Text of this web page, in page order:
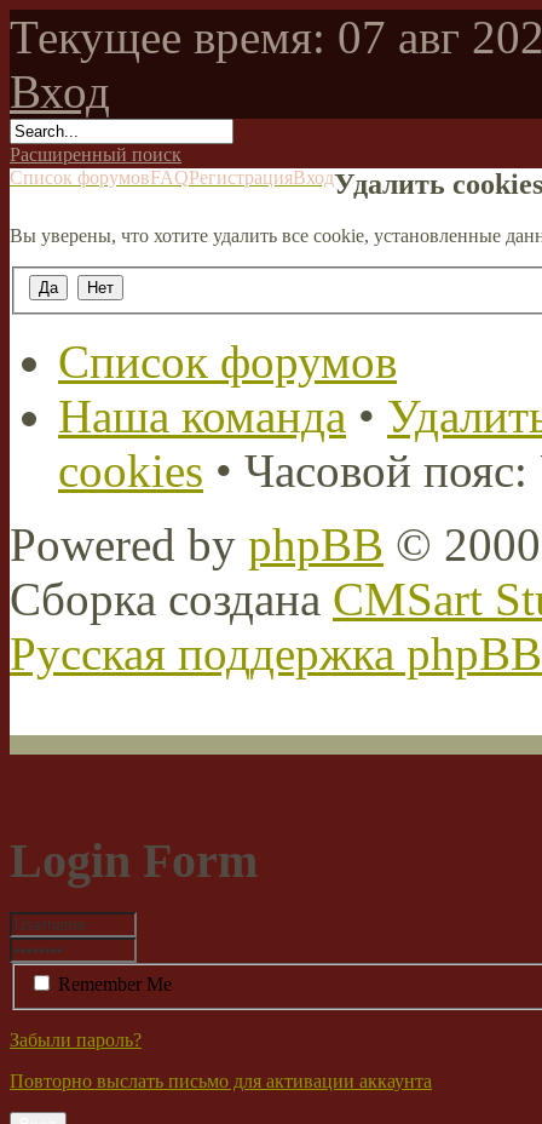
Текущее время: 07 авг
Вход
Расширенный поиск
Список форумовFAQРегистрацияВходУдалить
Вы уверены, что хотите удалить все cookie, установленные
Список форумов
Наша команда •
cookies • Часовой
Powered by phpBB ©
Сборка создана CMSart
Русская поддержка phpBB
Login Form
Remember Me
Забыли пароль?
Повторно выслать письмо для активации аккаунта